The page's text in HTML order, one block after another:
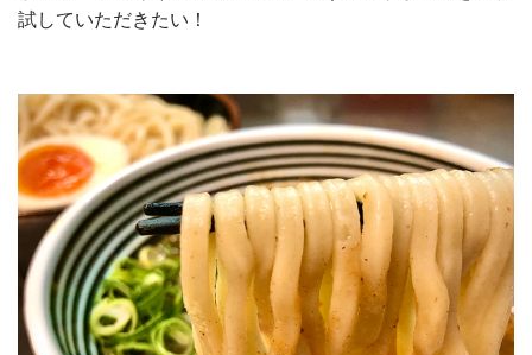
試していただきたい！